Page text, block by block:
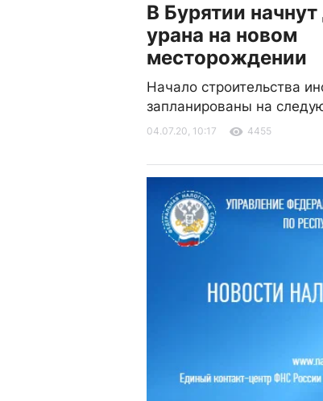
В Бурятии
урана на новом
месторождении
Начало строительства
запланированы на
04.07.20, 10:17 4455